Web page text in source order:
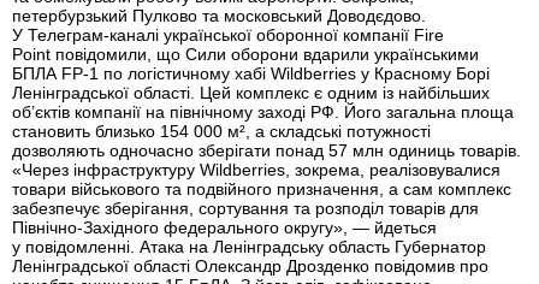
петербурзький Пулково та московський Доводєдово.
У Телеграм-каналі української оборонної компанії Fire
Point повідомили, що Сили оборони вдарили українськими
БПЛА FP-1 по логістичному хабі Wildberries у Красному Борі
Ленінградської області. Цей комплекс є одним із найбільших
об’єктів компанії на північному заході РФ. Його загальна площа
становить близько 154 000 м², а складські потужності
дозволяють одночасно зберігати понад 57 млн одиниць товарів.
«Через інфраструктуру Wildberries, зокрема, реалізовувалися
товари військового та подвійного призначення, а сам комплекс
забезпечує зберігання, сортування та розподіл товарів для
Північно-Західного федерального округу», — йдеться
у повідомленні. Атака на Ленінградську область Губернатор
Ленінградської області Олександр Дрозденко повідомив про